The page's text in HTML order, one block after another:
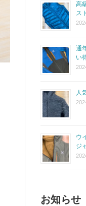
高
ス
通
い
人
ウ
ジ
お知らせ